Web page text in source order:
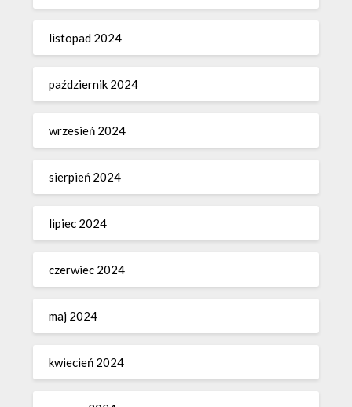
listopad 2024
październik 2024
wrzesień 2024
sierpień 2024
lipiec 2024
czerwiec 2024
maj 2024
kwiecień 2024